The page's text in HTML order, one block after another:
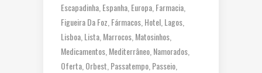
Escapadinha Espanha Europa Farmacia
Figueira Da Foz Fármacos Hotel Lagos
Lisboa Lista Marrocos Matosinhos
Medicamentos Mediterrâneo Namorados
Oferta Orbest Passatempo Passeio